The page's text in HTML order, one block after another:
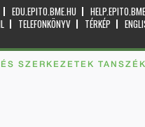
EDU.EPITO.BME.HU
TELEFONKÖNYV TÉRKÉP
SZERKEZETEK TANSZÉK